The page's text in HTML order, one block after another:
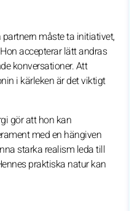
måste ta initiativet,
accepterar lätt andras
konversationer. Att
i kärleken är det viktigt
gör att hon kan
med en hängiven
starka realism leda till
praktiska natur kan